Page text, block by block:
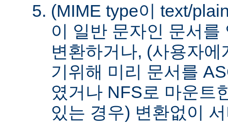
(MIME type이 text/
이 일반 문자인 문서
변환하거나, (사용자
기위해 미리 문서를
였거나 NFS로 마운트
있는 경우) 변환없이